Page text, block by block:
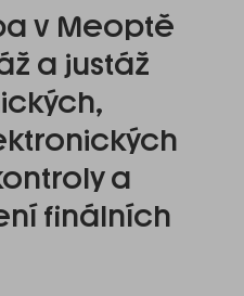
v Meoptě
a justáž
a
finálních